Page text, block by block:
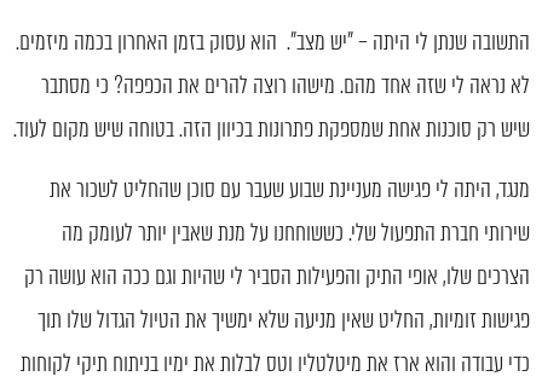
התשובה שנתן לי היתה – "יש מצב". הוא עסוק בזמן האחרון בכמה מיזמים.
לא נראה לי שזה אחד מהם. מישהו רוצה להרים את הכפפה? כי מסתבר
שיש רק סוכנות אחת שמספקת פתרונות בכיוון הזה. בטוחה שיש מקום לעוד.
מנגד, היתה לי פגישה מעניינת שבוע שעבר עם סוכן שהחליט לשכור את
שירותי חברת התפעול שלי. כששוחחנו על מנת שאבין יותר לעומק מה
הצרכים שלו, אופי התיק והפעילות הסביר לי שהיות וגם ככה הוא עושה רק
פגישות זומיות, החליט שאין מניעה שלא ימשיך את הטיול הגדול שלו תוך
כדי עבודה והוא ארז את מיטלטליו וטס לבלות את ימיו בניתוח תיקי לקוחות